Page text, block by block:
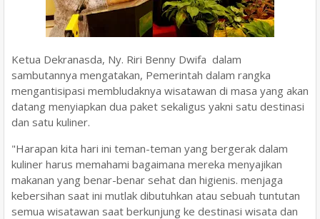
Ketua Dekranasda, Ny. Riri Benny Dwifa dalam
sambutannya mengatakan, Pemerintah dalam rangka
mengantisipasi membludaknya wisatawan di masa yang akan
datang menyiapkan dua paket sekaligus yakni satu destinasi
dan satu kuliner.
"Harapan kita hari ini teman-teman yang bergerak dalam
kuliner harus memahami bagaimana mereka menyajikan
makanan yang benar-benar sehat dan higienis. menjaga
kebersihan saat ini mutlak dibutuhkan atau sebuah tuntutan
semua wisatawan saat berkunjung ke destinasi wisata dan